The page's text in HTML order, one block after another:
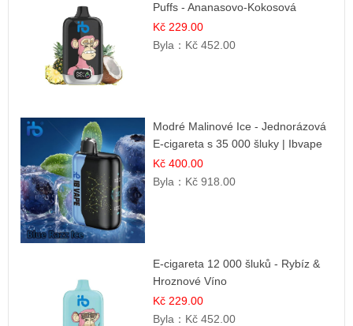
Puffs - Ananasovo-Kokosová
Zmrzlina | Tropický dezert
Kč 229.00
Byla： Kč 452.00
Modré Malinové Ice - Jednorázová
E-cigareta s 35 000 šluky | Ibvape
Kč 400.00
Byla： Kč 918.00
E-cigareta 12 000 šluků - Rybíz &
Hroznové Víno
Kč 229.00
Byla： Kč 452.00